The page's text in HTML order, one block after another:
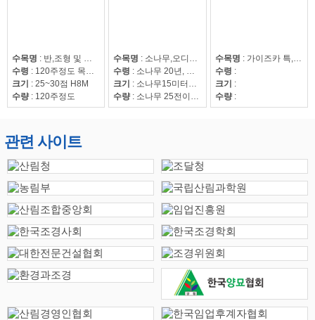
수목명 : 반,조형 및 자연송
수령 : 120주정도 목대 50만
크기
: 25~30점 H8M
수량 : 120주정도
수목명 : 소나무,오디뽕나무
수령 : 소나무 20년, 오디뽕나무7년
크기
: 소나무15미터이상
수량 : 소나무 25전이상85수, 25전이하220수, 뽕나무 42수
수목명 : 가이즈카 특,회화15~30,조형해송,중국단풍 특 20점,해송8~20,느티나무20~50,회화15~30
수령 :
크기
:
수량 :
관련 사이트